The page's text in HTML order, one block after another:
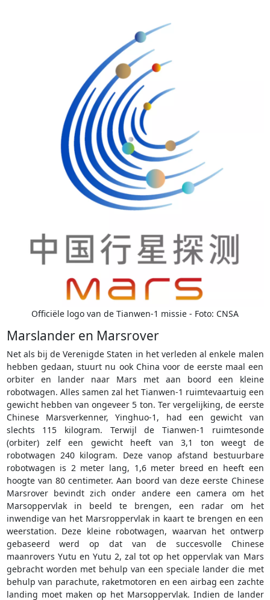
Officiële logo van de Tianwen-1 missie - Foto: CNSA
Marslander en Marsrover
Net als bij de Verenigde Staten in het verleden al enkele malen
hebben gedaan, stuurt nu ook China voor de eerste maal een
orbiter en lander naar Mars met aan boord een kleine
robotwagen. Alles samen zal het Tianwen-1 ruimtevaartuig een
gewicht hebben van ongeveer 5 ton. Ter vergelijking, de eerste
Chinese Marsverkenner, Yinghuo-1, had een gewicht van
slechts 115 kilogram. Terwijl de Tianwen-1 ruimtesonde
(orbiter) zelf een gewicht heeft van 3,1 ton weegt de
robotwagen 240 kilogram. Deze vanop afstand bestuurbare
robotwagen is 2 meter lang, 1,6 meter breed en heeft een
hoogte van 80 centimeter. Aan boord van deze eerste Chinese
Marsrover bevindt zich onder andere een camera om het
Marsoppervlak in beeld te brengen, een radar om het
inwendige van het Marsroppervlak in kaart te brengen en een
weerstation. Deze kleine robotwagen, waarvan het ontwerp
gebaseerd werd op dat van de succesvolle Chinese
maanrovers Yutu en Yutu 2, zal tot op het oppervlak van Mars
gebracht worden met behulp van een speciale lander die met
behulp van parachute, raketmotoren en een airbag een zachte
landing moet maken op het Marsoppervlak. Indien de lander